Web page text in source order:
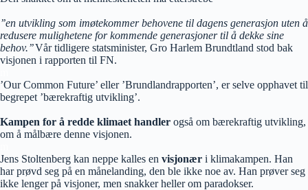
’’en utvikling som imøtekommer behovene til dagens generasjon uten å
redusere mulighetene for kommende generasjoner til å dekke sine
behov.’’Vår tidligere statsminister, Gro Harlem Brundtland stod bak
visjonen i rapporten til FN.
’Our Common Future’ eller ’Brundlandrapporten’, er selve opphavet til
begrepet ’bærekraftig utvikling’.
Kampen for å redde klimaet handler også om bærekraftig utvikling,
om å målbære denne visjonen.
Jens Stoltenberg kan neppe kalles en visjonær i klimakampen. Han
har prøvd seg på en månelanding, den ble ikke noe av. Han prøver seg
ikke lenger på visjoner, men snakker heller om paradokser.